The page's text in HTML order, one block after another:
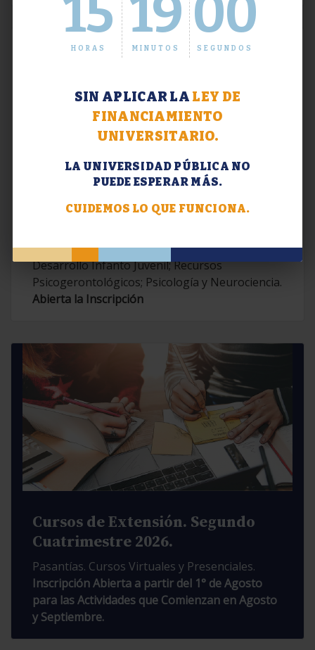
15
HORAS
19
MINUTOS
01
SEGUNDOS
SIN APLICAR LA LEY DE
FINANCIAMIENTO
UNIVERSITARIO.
LA UNIVERSIDAD PÚBLICA NO
PUEDE ESPERAR MÁS.
CUIDEMOS LO QUE FUNCIONA.
Extensión. Diplomaturas 2026.
Contemporáneas; Problemáticas en el
Desarrollo Infanto Juvenil; Recursos
Psicogerontológicos; Psicología y Neurociencia.
Abierta la Inscripción
Cursos de Extensión. Segundo
Cuatrimestre 2026.
Pasantías. Cursos Virtuales y Presenciales.
Inscripción Abierta a partir del 1° de Agosto
para las Actividades que Comienzan en Agosto
y Septiembre.